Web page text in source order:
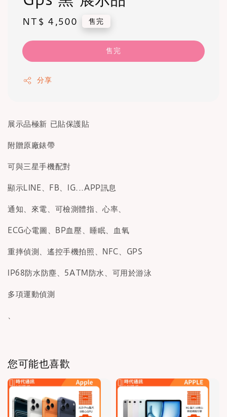
Regular
NT$ 4,500 售完
售完
分享
展示品極新 已貼保護貼
附贈原廠錶帶
可與三星手機配對
顯示LINE、FB、IG...APP訊息
通知、來電、可檢測體指、心率、
ECG心電圖、BP血壓、睡眠、血氧
重摔偵測、遙控手機拍照、NFC、GPS
IP68防水防塵、5ATM防水、可用於游泳
多項運動偵測
、
您可能也喜歡